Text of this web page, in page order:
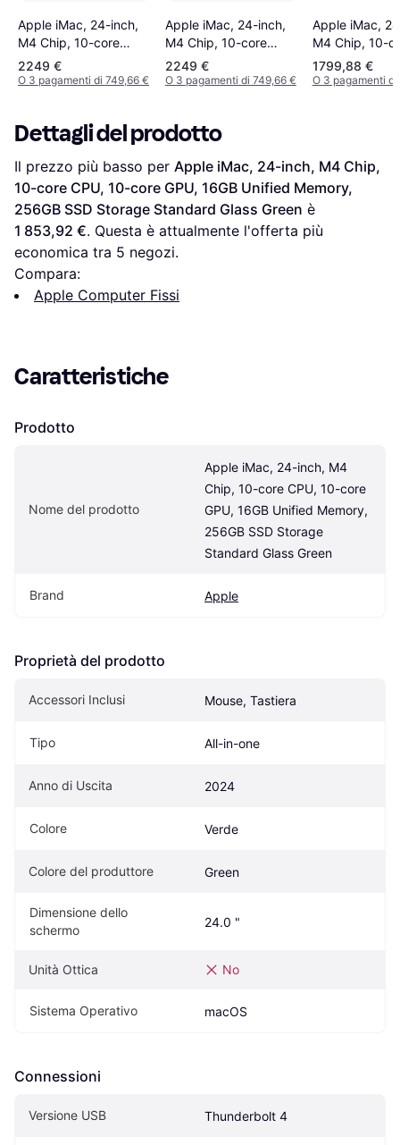
Apple iMac, 24-inch,
M4 Chip, 10-core
CPU, 10-core GPU,
16GB Unified Memory,
2249 €
O 3 pagamenti di 749,66 €
Apple iMac, 24-inch,
M4 Chip, 10-core
CPU, 10-core GPU,
16GB Unified Memory,
2249 €
O 3 pagamenti di 749,66 €
Apple iMac,
M4 Chip, 10-
CPU, 10-core
16GB Unified
1799,88 €
O 3 pagamenti
Dettagli del prodotto
Il prezzo più basso per Apple iMac, 24-inch, M4 Chip,
10-core CPU, 10-core GPU, 16GB Unified Memory,
256GB SSD Storage Standard Glass Green
1 853,92 €. Questa è attualmente l'offerta più
economica tra 5 negozi.
Compara:
Apple Computer Fissi
Caratteristiche
Prodotto
Nome del prodotto
Apple iMac, 24-inch, M4
Chip, 10-core CPU, 10-core
GPU, 16GB Unified Memory,
256GB SSD Storage
Standard Glass Green
Brand Apple
Proprietà del prodotto
Accessori Inclusi Mouse, Tastiera
Tipo All-in-one
Anno di Uscita 2024
Colore Verde
Colore del produttore Green
Dimensione dello
schermo
24.0 "
Unità Ottica No
Sistema Operativo macOS
Connessioni
Versione USB Thunderbolt 4